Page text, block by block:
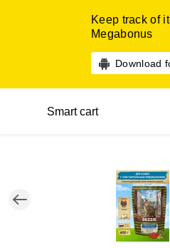
Keep track of
Megabonus
Download
Smart cart